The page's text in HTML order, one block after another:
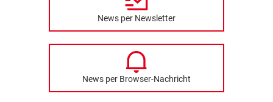
News per Newsletter
News per Browser-Nachricht